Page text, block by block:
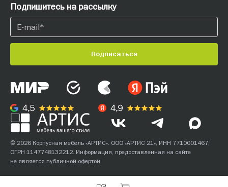
Подпишитесь на рассылку
Подписаться
© 2026 Корпусная мебель «АРТИС». ООО «АРТИС 21», ИНН 7710001467,
ОГРН 1147748132212. Информация, предоставленная на сайте
не является публичной офертой.